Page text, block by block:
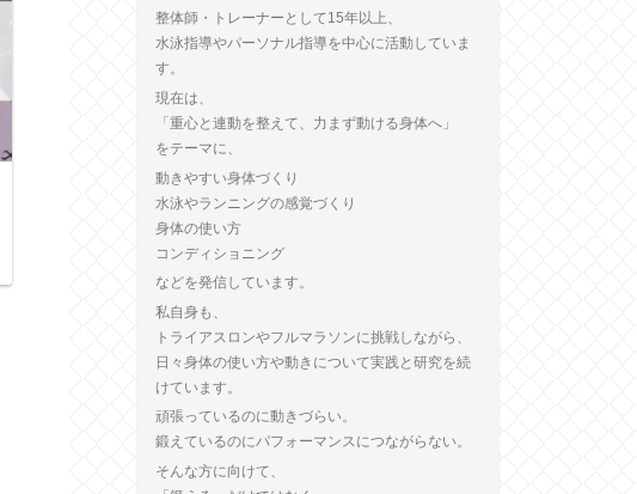
整体師・トレーナーとして15年以上、
水泳指導やパーソナル指導を中心に活動していま
す。
現在は、
「重心と連動を整えて、力まず動ける身体へ」
をテーマに、
動きやすい身体づくり
水泳やランニングの感覚づくり
身体の使い方
コンディショニング
などを発信しています。
私自身も、
トライアスロンやフルマラソンに挑戦しながら、
日々身体の使い方や動きについて実践と研究を続
けています。
頑張っているのに動きづらい。
鍛えているのにパフォーマンスにつながらない。
そんな方に向けて、